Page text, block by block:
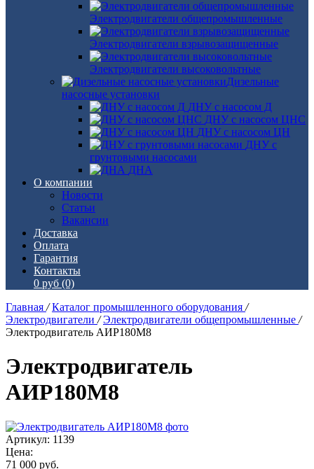
Электродвигатели общепромышленные
Электродвигатели взрывозащищенные
Электродвигатели высоковольтные
Дизельные
насосные установки
ДНУ с насосом Д
ДНУ с насосом ЦНС
ДНУ с насосом ЦН
ДНУ с
грунтовыми насосами
ДНА
О компании
Новости
Статьи
Вакансии
Доставка
Оплата
Гарантия
Контакты
0 руб (0)
Главная / Каталог промышленного оборудования /
Электродвигатели / Электродвигатели общепромышленные /
Электродвигатель АИР180М8
Электродвигатель
АИР180М8
Артикул: 1139
Цена:
71 000 руб.